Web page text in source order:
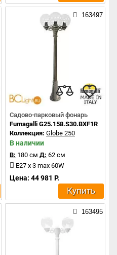
163497
Садово-парковый фонарь
Fumagalli G25.158.S30.BXF1R
Коллекция: Globe 250
В наличии
В: 180 см Д: 62 см
E27 x 3 max 60W
Цена: 44 981 Р.
Купить
163495